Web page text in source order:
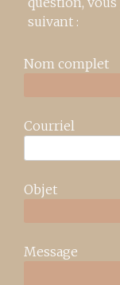
suivant :
Nom complet
Courriel
Objet
Message